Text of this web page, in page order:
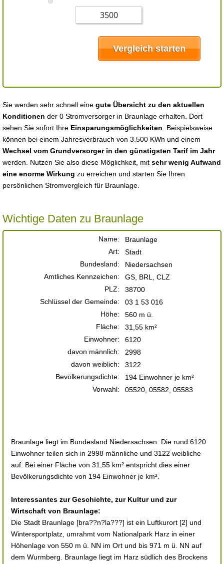
Sie werden sehr schnell eine gute Übersicht zu den aktuellen
Konditionen der 0 Stromversorger in Braunlage erhalten. Dort
sehen Sie sofort Ihre Einsparungsmöglichkeiten . Beispielsweise
können bei einem Jahresverbrauch von 3.500 KWh und einem
Wechsel vom Grundversorger in den günstigsten Tarif im Jahr
werden. Nutzen Sie also diese Möglichkeit, mit sehr wenig Aufwand
eine enorme Wirkung zu erreichen und starten Sie Ihren
persönlichen Stromvergleich für Braunlage.
Wichtige Daten zu Braunlage
Name:
Braunlage
Art:
Stadt
Bundesland:
Niedersachsen
Amtliches Kennzeichen:
GS, BRL, CLZ
PLZ:
38700
Schlüssel der Gemeinde:
03 1 53 016
Höhe:
560 m ü.
Fläche:
31,55 km²
Einwohner:
6120
davon männlich:
2998
davon weiblich:
3122
Bevölkerungsdichte:
194 Einwohner je km²
Vorwahl:
05520, 05582, 05583
Braunlage liegt im Bundesland Niedersachsen. Die rund 6120
Einwohner teilen sich in 2998 männliche und 3122 weibliche
auf. Bei einer Fläche von 31,55 km² entspricht dies einer
Bevölkerungsdichte von 194 Einwohner je km².
Interessantes zur Geschichte, zur Kultur und zur
Wirtschaft von Braunlage:
Die Stadt Braunlage [bra??n?la???] ist ein Luftkurort [2] und
Wintersportplatz, umrahmt vom Nationalpark Harz in einer
Höhenlage von 550 m ü. NN im Ort und bis 971 m ü. NN auf
dem Wurmberg. Braunlage liegt im Harz südlich des Brockens